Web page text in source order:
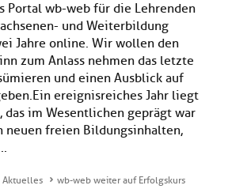
Portal wb-web für die Lehrenden
und Weiterbildung
Jahre online. Wir wollen den
zum Anlass nehmen das letzte
und einen Ausblick auf
ereignisreiches Jahr liegt
das im Wesentlichen geprägt war
neuen freien Bildungsinhalten,
Aktuelles wb-web weiter auf Erfolgskurs